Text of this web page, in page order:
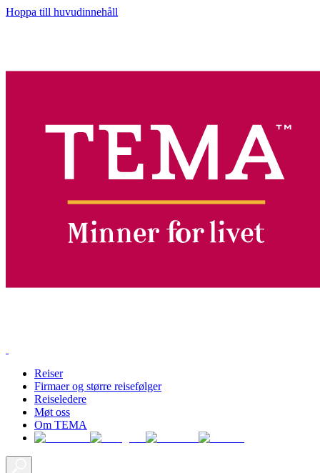
Hoppa till huvudinnehåll
Reiser
Firmaer og større reisefølger
Reiseledere
Møt oss
Om TEMA